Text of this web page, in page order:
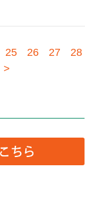
25 26 27
28
>